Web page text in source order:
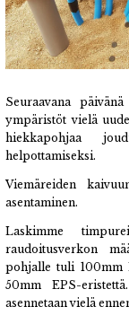
Seuraavana
ympäristöt vielä
hiekkapohjaa
helpottamiseksi.
Viemäreiden
asentaminen.
Laskimme
raudoitusverkon
pohjalle tuli 100mm
50mm EPS-
asennetaan vielä